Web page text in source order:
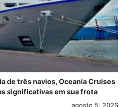
de três navios, Oceania Cruises
significativas em sua frota
agosto 5, 2026